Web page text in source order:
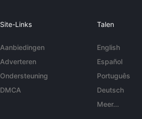
Site-Links
Aanbiedingen
Adverteren
Ondersteuning
DMCA
Talen
English
Español
Português
Deutsch
Meer...